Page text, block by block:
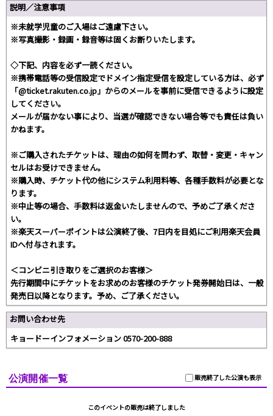
説明／注意事項
※未就学児童のご入場はご遠慮下さい。
※写真撮影・録画・録音等は固くお断りいたします。
◇下記、内容を必ず一読ください。
※携帯電話等の受信設定でドメイン指定受信を設定している方は、必ず
「@ticket.rakuten.co.jp」からのメールを事前に受信できるように設定
してください。
メールが届かない事により、当選が確認できない場合等でも責任は負い
かねます。
※ご購入されたチケットは、理由の如何を問わず、取替・変更・キャン
セルはお受けできません。
※購入時、チケット代の他にシステム利用料等、各種手数料が必要とな
ります。
※中止等の場合、手数料は返金いたしませんので、予めご了承くださ
い。
※楽天スーパーポイントは公演終了後、7日内を目処にご利用楽天会員
IDへ付与されます。
＜コンビニ引き取りをご選択のお客様＞
先行期間中にチケットをお求めのお客様のチケット発券開始日は、一般
発売日以降となります。予め、ご了承ください。
お問い合わせ先
キョードーインフォメーション 0570-200-888
販売終了した公演も表示
公演開催一覧
このイベントの販売は終了しました